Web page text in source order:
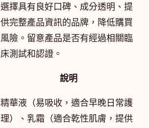
選擇具有良好口碑、成分透明、提
供完整產品資訊的品牌，降低購買
風險。留意產品是否有經過相關臨
床測試和認證。
說明
精華液（易吸收，適合早晚日常護
理）、乳霜（適合乾性肌膚，提供